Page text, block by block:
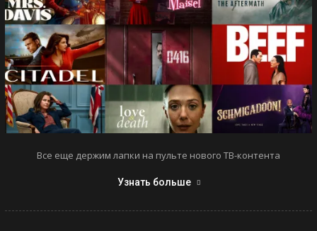
Все еще держим лапки на пульте нового ТВ-контента
Узнать больше